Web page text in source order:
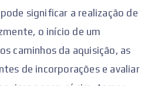
significar a realização de
o início de um
caminhos da aquisição, as
de incorporações e avaliar